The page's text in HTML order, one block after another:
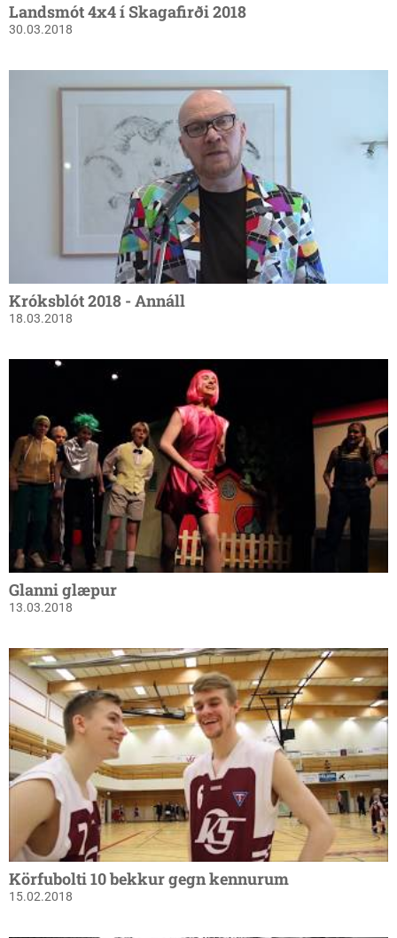
Landsmót 4x4 í Skagafirði 2018
30.03.2018
Króksblót 2018 - Annáll
18.03.2018
Glanni glæpur
13.03.2018
Körfubolti 10 bekkur gegn kennurum
15.02.2018